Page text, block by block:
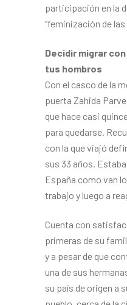
participación en la
“feminización de las
Decidir migrar
tus hombros
Con el casco de la
puerta Zahida
que hace casi
para quedarse.
con la que viajó
sus 33 años.
España como van
trabajo y luego a
Cuenta con
primeras de su
y a pesar de que
una de sus
su país de origen a